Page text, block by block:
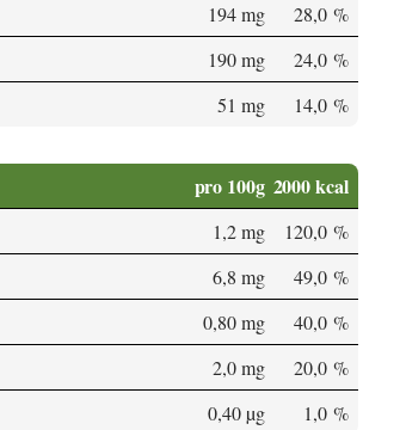
194 mg
28,0 %
190 mg
24,0 %
51 mg 14,0 %
pro 100g 2000 kcal
1,2 mg
120,0 %
6,8 mg
49,0 %
0,80 mg
40,0 %
2,0 mg
20,0 %
0,40 µg 1,0 %